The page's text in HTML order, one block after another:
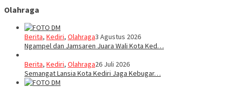
Olahraga
Berita, Kediri, Olahraga3 Agustus 2026
Ngampel dan Jamsaren Juara Wali Kota Ked…
Berita, Kediri, Olahraga26 Juli 2026
Semangat Lansia Kota Kediri Jaga Kebugar…